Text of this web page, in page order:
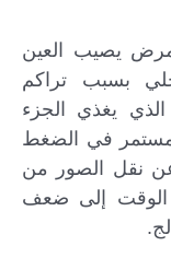
مرض يصيب العين
بسبب تراكم
يغذي الجزء
في الضغط
نقل الصور من
الوقت إلى ضعف